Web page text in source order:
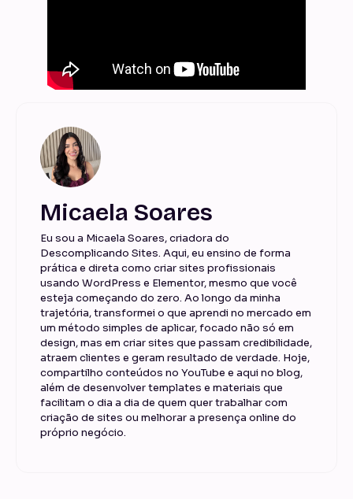
Micaela Soares
Eu sou a Micaela Soares, criadora do
Descomplicando Sites. Aqui, eu ensino de forma
prática e direta como criar sites profissionais
usando WordPress e Elementor, mesmo que você
esteja começando do zero. Ao longo da minha
trajetória, transformei o que aprendi no mercado em
um método simples de aplicar, focado não só em
design, mas em criar sites que passam credibilidade,
atraem clientes e geram resultado de verdade. Hoje,
compartilho conteúdos no YouTube e aqui no blog,
além de desenvolver templates e materiais que
facilitam o dia a dia de quem quer trabalhar com
criação de sites ou melhorar a presença online do
próprio negócio.